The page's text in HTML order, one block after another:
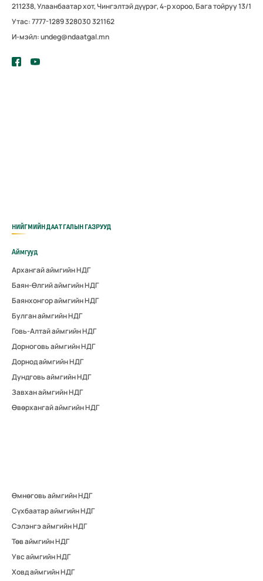
211238, Улаанбаатар хот, Чингэлтэй дүүрэг, 4-р хороо, Бага тойруу 13/1
Утас: 7777-1289 328030 321162
И-мэйл: undeg@ndaatgal.mn
НИЙГМИЙН ДААТГАЛЫН ГАЗРУУД
Аймгууд
Архангай аймгийн НДГ
Баян-Өлгий аймгийн НДГ
Баянхонгор аймгийн НДГ
Булган аймгийн НДГ
Говь-Алтай аймгийн НДГ
Дорноговь аймгийн НДГ
Дорнод аймгийн НДГ
Дундговь аймгийн НДГ
Завхан аймгийн НДГ
Өвөрхангай аймгийн НДГ
Өмнөговь аймгийн НДГ
Сүхбаатар аймгийн НДГ
Сэлэнгэ аймгийн НДГ
Төв аймгийн НДГ
Увс аймгийн НДГ
Ховд аймгийн НДГ